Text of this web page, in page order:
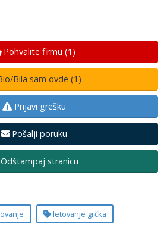
Pohvalite firmu (1 )
Bila sam ovde (1 )
Prijavi grešku
Pošalji poruku
stranicu
letovanje grčka